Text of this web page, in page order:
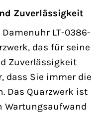
Zuverlässigkeit
LT-0386-
das für seine
Zuverlässigkeit
dass Sie immer die
Das Quarzwerk ist
Wartungsaufwand